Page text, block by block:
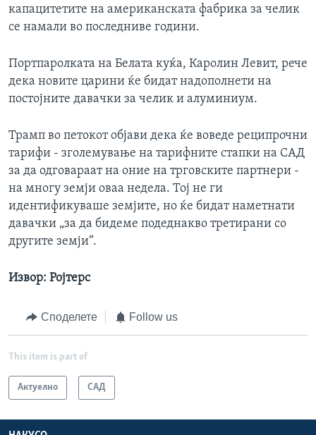
капацитетите на американската фабрика за челик
се намали во последниве години.
Портпаролката на Белата куќа, Каролин Левит, рече
дека новите царини ќе бидат надополнети на
постојните давачки за челик и алуминиум.
Трамп во петокот објави дека ќе воведе реципрочни
тарифи - зголемување на тарифните стапки на САД
за да одговараат на оние на трговските партнери -
на многу земји оваа недела. Тој не ги
идентификуваше земјите, но ќе бидат наметнати
давачки „за да бидеме подеднакво третирани со
другите земји“.
Извор: Ројтерс
Споделете Follow us
This item is part of
Актуелно САД